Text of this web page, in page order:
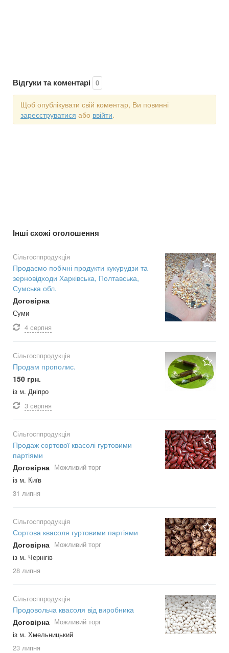
Відгуки та коментарі 0
Щоб опублікувати свій коментар, Ви повинні
зареєструватися або ввійти.
Інші схожі оголошення
Сільгосппродукція
Продаємо побічні продукти кукурудзи та
зерновідходи Харківська, Полтавська,
Сумська обл.
Договірна
Суми
4 серпня
Сільгосппродукція
Продам прополис.
150 грн.
із м. Дніпро
3 серпня
Сільгосппродукція
Продаж сортової квасолі гуртовими
партіями
Договірна Можливий торг
із м. Київ
31 липня
Сільгосппродукція
Сортова квасоля гуртовими партіями
Договірна Можливий торг
із м. Чернігів
28 липня
Сільгосппродукція
Продовольча квасоля від виробника
Договірна Можливий торг
із м. Хмельницький
23 липня